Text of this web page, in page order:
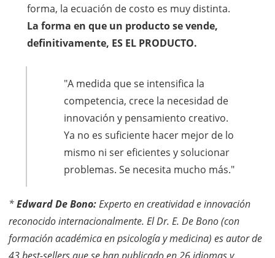
forma, la ecuación de costo es muy distinta.
La forma en que un producto se vende,
definitivamente, ES EL PRODUCTO.
"A medida que se intensifica la
competencia, crece la necesidad de
innovación y pensamiento creativo.
Ya no es suficiente hacer mejor de lo
mismo ni ser eficientes y solucionar
problemas. Se necesita mucho más."
*Edward De Bono:Experto en creatividad e innovación
reconocido internacionalmente. El Dr. E. De Bono (con
formación académica en psicología y medicina) es autor de